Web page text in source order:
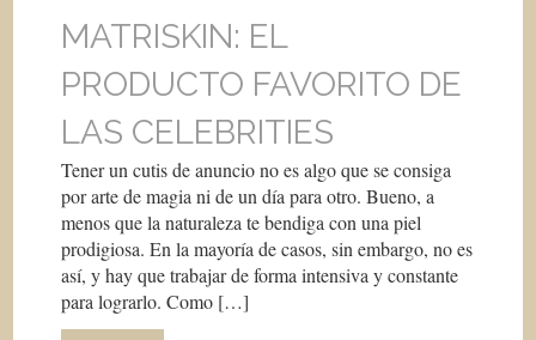
MATRISKIN: EL
PRODUCTO FAVORITO DE
LAS CELEBRITIES
Tener un cutis de anuncio no es algo que se consiga
por arte de magia ni de un día para otro. Bueno, a
menos que la naturaleza te bendiga con una piel
prodigiosa. En la mayoría de casos, sin embargo, no es
así, y hay que trabajar de forma intensiva y constante
para lograrlo. Como […]